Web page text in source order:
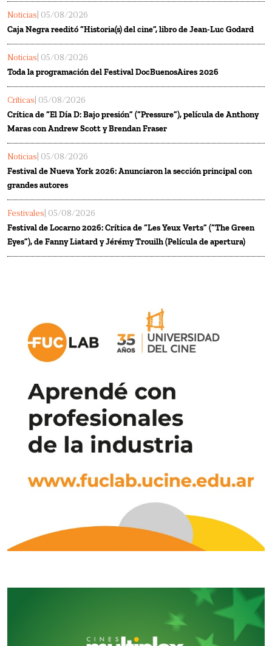
Noticias | 05/08/2026
Caja Negra reeditó “Historia(s) del cine”, libro de Jean-Luc Godard
Noticias | 05/08/2026
Toda la programación del Festival DocBuenosAires 2026
Críticas | 05/08/2026
Crítica de “El Día D: Bajo presión” (“Pressure”), película de Anthony
Maras con Andrew Scott y Brendan Fraser
Noticias | 05/08/2026
Festival de Nueva York 2026: Anunciaron la sección principal con
grandes autores
Festivales | 05/08/2026
Festival de Locarno 2026: Crítica de “Les Yeux Verts” (“The Green
Eyes”), de Fanny Liatard y Jérémy Trouilh (Película de apertura)